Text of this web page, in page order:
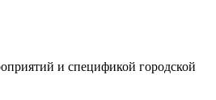
и спецификой городской